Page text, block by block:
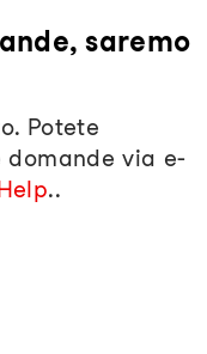
saremo
Potete
via e-
..